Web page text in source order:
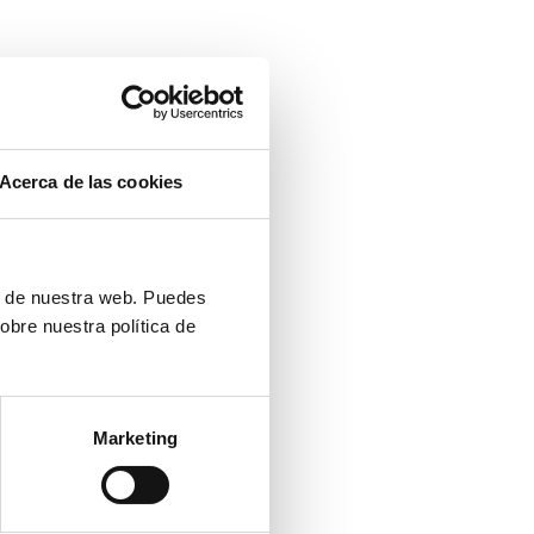
Acerca de las cookies
nuestra web. Puedes
nuestra política de
Marketing
Deben saber
a los
de agente
en la era
tecnología,